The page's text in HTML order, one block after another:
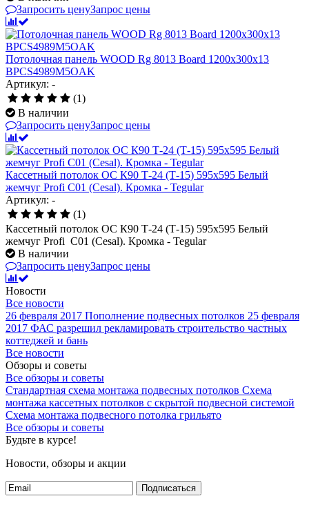
Запросить ценуЗапрос цены
Потолочная панель WOOD Rg 8013 Board 1200x300x13
BPCS4989M5OAK
Артикул: -
(1)
В наличии
Запросить ценуЗапрос цены
Кассетный потолок ОС К90 Т-24 (Т-15) 595х595 Белый
жемчуг Profi С01 (Cesal). Кромка - Tegular
Артикул: -
(1)
Кассетный потолок ОС К90 Т-24 (Т-15) 595х595 Белый
жемчуг Profi С01 (Cesal). Кромка - Tegular
В наличии
Запросить ценуЗапрос цены
Новости
Все новости
26 февраля 2017 Пополнение подвесных потолков 25 февраля
2017 ФАС разрешил рекламировать строительство частных
коттеджей и бань
Все новости
Обзоры и советы
Все обзоры и советы
Стандартная схема монтажа подвесных потолков Схема
монтажа кассетных потолков с скрытой подвесной системой
Схема монтажа подвесного потолка грильято
Все обзоры и советы
Будьте в курсе!
Новости, обзоры и акции
Подписаться